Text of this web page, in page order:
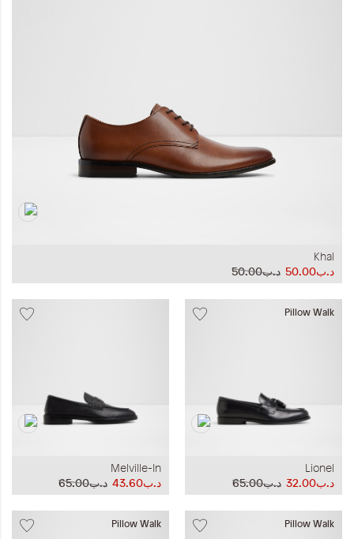
Khal
د.ب50.00
د.ب50.00
Pillow Walk
Lionel
د.ب65.00
د.ب32.00
Melville-In
د.ب65.00
د.ب43.60
Pillow Walk
Pillow Walk